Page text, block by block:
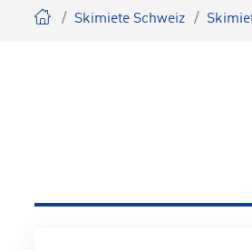
Skimiete Schweiz